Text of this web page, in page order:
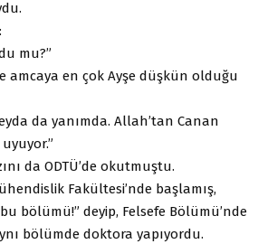
mu?”
amcaya en çok Ayşe düşkün olduğu
da yanımda. Allah’tan Canan
uyuyor.”
da ODTÜ’de okutmuştu.
Fakültesi’nde başlamış,
bölümü!” deyip, Felsefe Bölümü’nde
bölümde doktora yapıyordu.